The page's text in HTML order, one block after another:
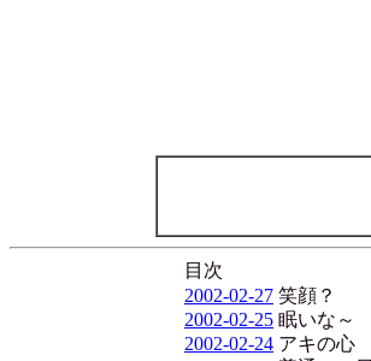
目次
2002-02-27 笑顔？
2002-02-25 眠いな～
2002-02-24 アキの心